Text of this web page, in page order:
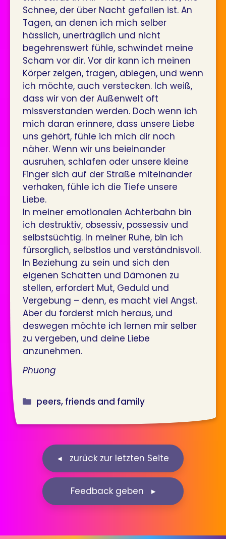
Schnee, der über Nacht gefallen ist. An
Tagen, an denen ich mich selber
hässlich, unerträglich und nicht
begehrenswert fühle, schwindet meine
Scham vor dir. Vor dir kann ich meinen
Körper zeigen, tragen, ablegen, und wenn
ich möchte, auch verstecken. Ich weiß,
dass wir von der Außenwelt oft
missverstanden werden. Doch wenn ich
mich daran erinnere, dass unsere Liebe
uns gehört, fühle ich mich dir noch
näher. Wenn wir uns beieinander
ausruhen, schlafen oder unsere kleine
Finger sich auf der Straße miteinander
verhaken, fühle ich die Tiefe unsere
Liebe.
In meiner emotionalen Achterbahn bin
ich destruktiv, obsessiv, possessiv und
selbstsüchtig. In meiner Ruhe, bin ich
fürsorglich, selbstlos und verständnisvoll.
In Beziehung zu sein und sich den
eigenen Schatten und Dämonen zu
stellen, erfordert Mut, Geduld und
Vergebung – denn, es macht viel Angst.
Aber du forderst mich heraus, und
deswegen möchte ich lernen mir selber
zu vergeben, und deine Liebe
anzunehmen.
Phuong
Kategorien
peers, friends and family
Feedback geben ▸